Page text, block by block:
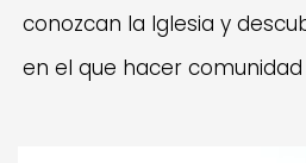
conozcan la Iglesia y
en el que hacer